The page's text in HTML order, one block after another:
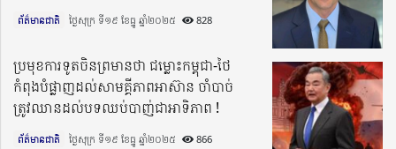
ព័ត៌មានជាតិ ថ្ងៃសុក្រ ទី១៩ ខែធ្នូ ឆ្នាំ២០២៥​ 828
ប្រមុខការទូតចិនព្រមានថា ជម្លោះកម្ពុជា-ថៃ
កំពុងបំផ្លាញដល់សាមគ្គីភាពអាស៊ាន ចាំបាច់
ត្រូវឈានដល់បទឈប់បាញ់ជាអាទិភាព !
ព័ត៌មានជាតិ ថ្ងៃសុក្រ ទី១៩ ខែធ្នូ ឆ្នាំ២០២៥​ 866